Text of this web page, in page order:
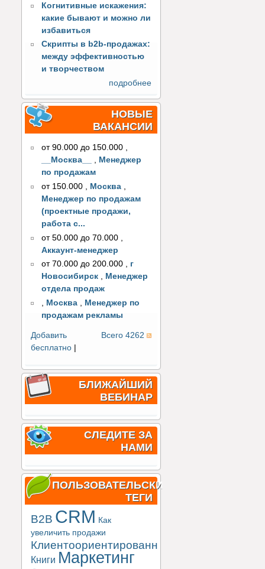
Когнитивные искажения:
какие бывают и можно ли
избавиться
Скрипты в b2b-продажах:
между эффективностью
и творчеством
подробнее
НОВЫЕ
ВАКАНСИИ
от 90.000 до 150.000 ,
__Москва__
, Менеджер
по продажам
от 150.000
Москва
Менеджер по продажам
(проектные продажи,
работа с...
от 50.000 до 70.000
Аккаунт-менеджер
от 70.000 до 200.000 , г
Новосибирск , Менеджер
отдела продаж
, Москва , Менеджер по
продажам рекламы
Всего 4262
Добавить
бесплатно
БЛИЖАЙШИЙ
ВЕБИНАР
СЛЕДИТЕ ЗА
НАМИ
ПОЛЬЗОВАТЕЛЬСКИЕ
ТЕГИ
B2B CRM Как
увеличить продажи
Клиентоориентированность
Книги Маркетинг